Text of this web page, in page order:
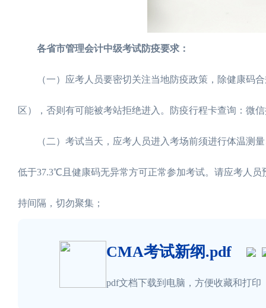
各省市管理会计中级考试防疫要求：
（一）应考人员要密切关注当地防疫政策，除健康码合
区），否则有可能被考站拒绝进入。防疫行程卡查询：微
（二）考试当天，应考人员进入考场前须进行体温测量
低于37.3℃且健康码无异常方可正常参加考试。请应考人
持间隔，切勿聚集；
CMA考试新纲.pdf
pdf文档下载到电脑，方便收藏和打印